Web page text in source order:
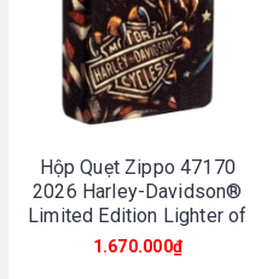
Hộp Quẹt Zippo 47170
2026 Harley-Davidson®
Limited Edition Lighter of
the Year
1.670.000₫